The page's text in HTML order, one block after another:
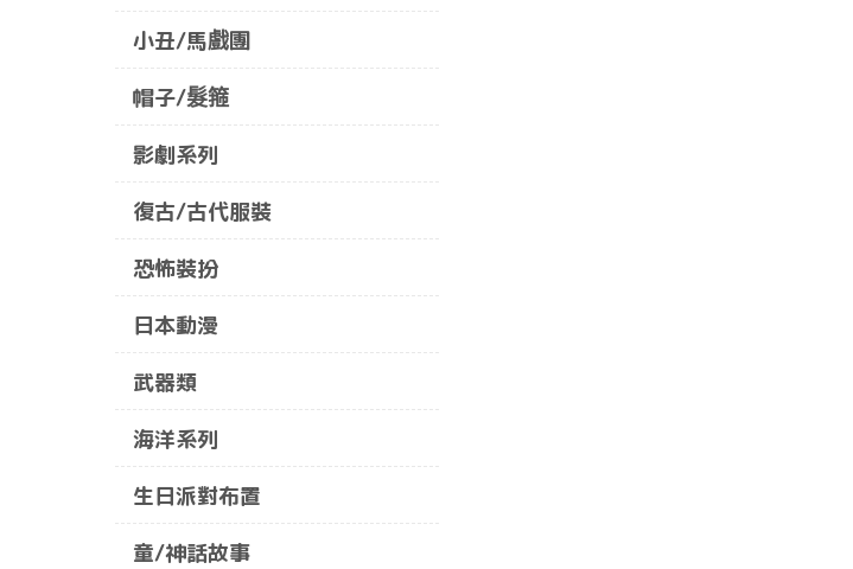
小丑/馬戲團
帽子/髮箍
影劇系列
復古/古代服裝
恐怖裝扮
日本動漫
武器類
海洋系列
生日派對布置
童/神話故事